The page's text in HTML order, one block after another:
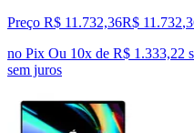
Preço R$ 11.732,36R$ 11.732,
no Pix Ou 10x de R$ 1.333,22
sem juros